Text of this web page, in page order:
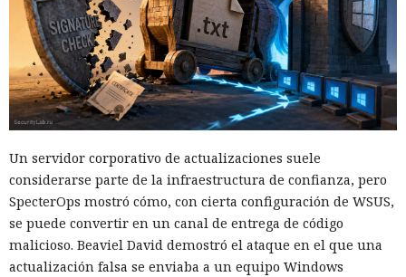
Un servidor corporativo de actualizaciones suele
considerarse parte de la infraestructura de confianza, pero
SpecterOps mostró cómo, con cierta configuración de WSUS,
se puede convertir en un canal de entrega de código
malicioso. Beaviel David demostró el ataque en el que una
actualización falsa se enviaba a un equipo Windows